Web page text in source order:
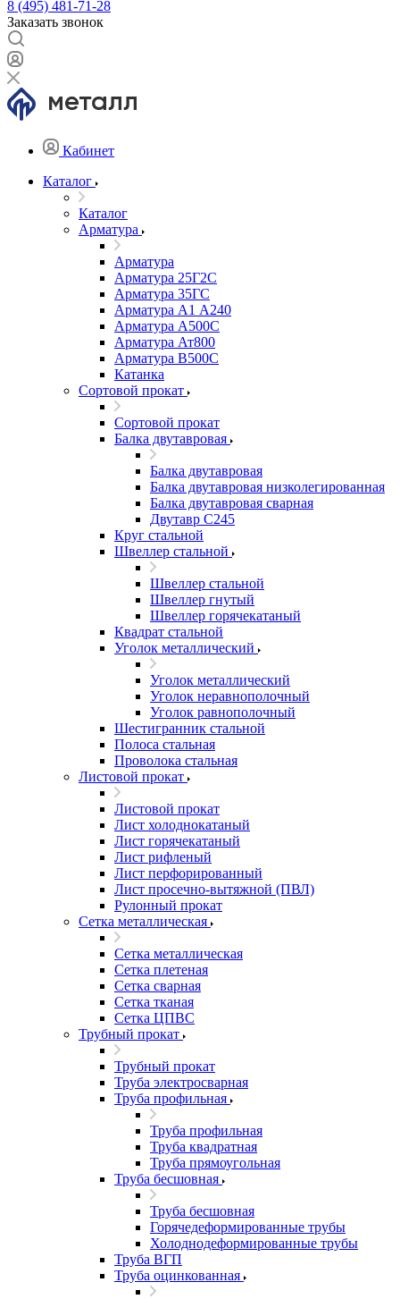
8 (495) 481-71-28
Заказать звонок
Кабинет
Каталог
Каталог
Арматура
Арматура
Арматура 25Г2С
Арматура 35ГС
Арматура А1 А240
Арматура А500С
Арматура Ат800
Арматура В500С
Катанка
Сортовой прокат
Сортовой прокат
Балка двутавровая
Балка двутавровая
Балка двутавровая низколегированная
Балка двутавровая сварная
Двутавр С245
Круг стальной
Швеллер стальной
Швеллер стальной
Швеллер гнутый
Швеллер горячекатаный
Квадрат стальной
Уголок металлический
Уголок металлический
Уголок неравнополочный
Уголок равнополочный
Шестигранник стальной
Полоса стальная
Проволока стальная
Листовой прокат
Листовой прокат
Лист холоднокатаный
Лист горячекатаный
Лист рифленый
Лист перфорированный
Лист просечно-вытяжной (ПВЛ)
Рулонный прокат
Сетка металлическая
Сетка металлическая
Сетка плетеная
Сетка сварная
Сетка тканая
Сетка ЦПВС
Трубный прокат
Трубный прокат
Труба электросварная
Труба профильная
Труба профильная
Труба квадратная
Труба прямоугольная
Труба бесшовная
Труба бесшовная
Горячедеформированные трубы
Холоднодеформированные трубы
Труба ВГП
Труба оцинкованная